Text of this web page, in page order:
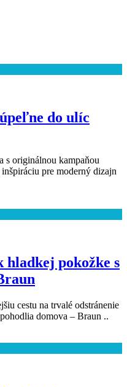
do ulíc
s originálnou kampaňou
pre moderný dizajn
hladkej pokožke s
cestu na trvalé odstránenie
domova – Braun ..